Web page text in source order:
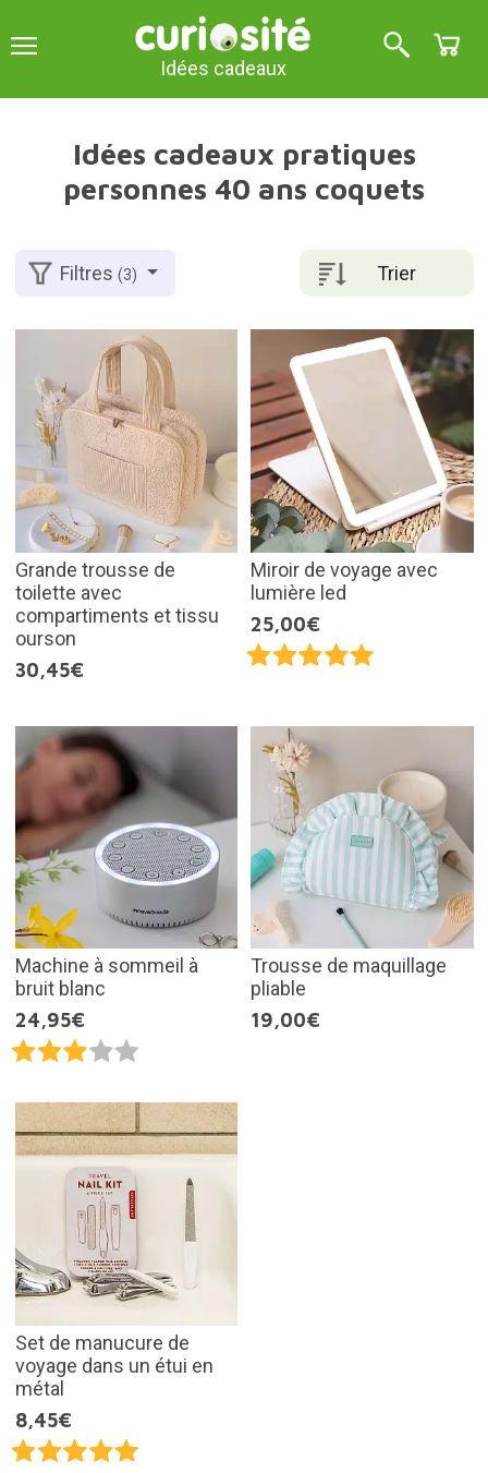
Idées cadeaux
Idées cadeaux pratiques
personnes 40 ans coquets
Trier
Filtres(3)
Grande trousse de
toilette avec
compartiments et tissu
ourson
30,45€
Miroir de voyage avec
lumière led
25,00€
Machine à sommeil à
bruit blanc
24,95€
Trousse de maquillage
pliable
19,00€
Set de manucure de
voyage dans un étui en
métal
8,45€